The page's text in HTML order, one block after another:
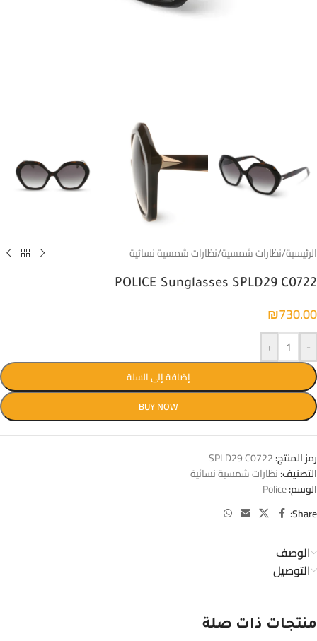
الرئيسية/نظارات شمسية/نظارات شمسية نسائية
POLICE Sunglasses SPLD29 C0722
₪730.00
-
+
إضافة إلى السلة
BUY NOW
رمز المنتج:SPLD29 C0722
التصنيف:نظارات شمسية نسائية
الوسم:Police
Share:
الوصف
التوصيل
منتجات ذات صلة